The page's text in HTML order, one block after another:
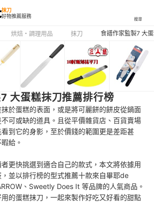
抹刀
好物推薦服務
搜尋
烘焙・調理用品 抹刀 食譜作家監製7 大
大蛋糕抹刀推薦排行榜
於蛋糕的表面，或是將可麗餅的餅皮從鍋面
可或缺的道具。且從平價雜貨店、百貨賣場
到它的身影，至於價錢的範圍更是差距甚
給。
更快挑選到適合自己的款式，本文將依據用
並以排行榜的型式推薦十款來自畢耶de
、Sweetly Does It 等品牌的人氣商品。
的蛋糕抹刀，一起來製作好吃又好看的甜點